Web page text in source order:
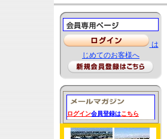
は
じめてのお客様へ
ログイン会員登録はこちら